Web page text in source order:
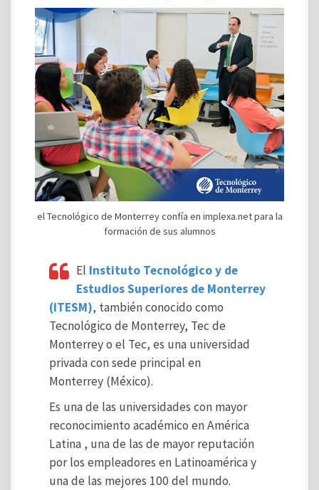
el Tecnológico de Monterrey confía en implexa.net para la
formación de sus alumnos
El Instituto Tecnológico y de
Estudios Superiores de Monterrey
(ITESM), también conocido como
Tecnológico de Monterrey, Tec de
Monterrey o el Tec, es una universidad
privada con sede principal en
Monterrey (México).
Es una de las universidades con mayor
reconocimiento académico en América
Latina , una de las de mayor reputación
por los empleadores en Latinoamérica y
una de las mejores 100 del mundo.